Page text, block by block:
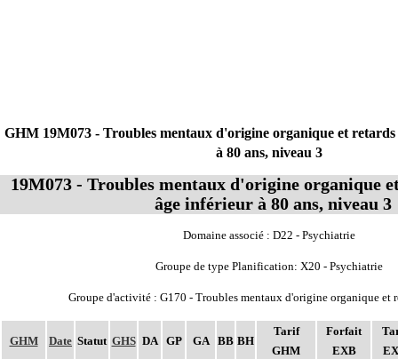
GHM Date Statut GHS DA GP GA BB BH
Tarif
GHM
Forfait
EXB
GHM 19M073 - Troubles mentaux d'origine organique et
à 80 ans, niveau 3
19M073 - Troubles mentaux d'origine organique
âge inférieur à 80 ans, niveau 3
Domaine associé : D22 - Psychiatrie
Groupe de type Planification: X20 - Psychiatrie
Groupe d'activité : G170 - Troubles mentaux d'origine organique et